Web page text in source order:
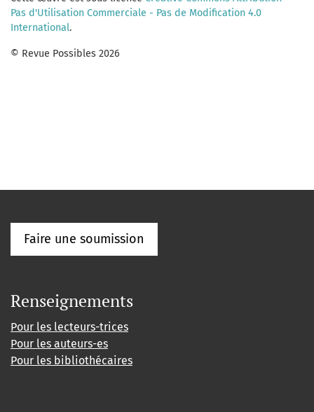
Pas d'Utilisation Commerciale - Pas de Modification 4.0
International.
© Revue Possibles 2026
Faire une soumission
Renseignements
Pour les lecteurs-trices
Pour les auteurs-es
Pour les bibliothécaires